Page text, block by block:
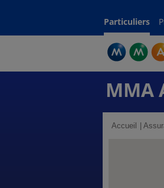
Particuliers
MMA
Accueil